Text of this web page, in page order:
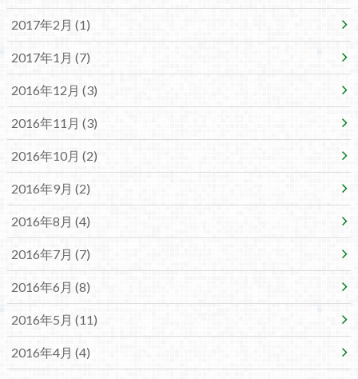
2017年2月 (1)
2017年1月 (7)
2016年12月 (3)
2016年11月 (3)
2016年10月 (2)
2016年9月 (2)
2016年8月 (4)
2016年7月 (7)
2016年6月 (8)
2016年5月 (11)
2016年4月 (4)